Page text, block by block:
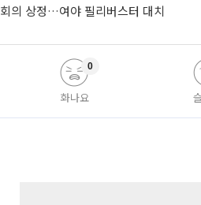
회의 상정…여야 필리버스터 대치
화나요
0